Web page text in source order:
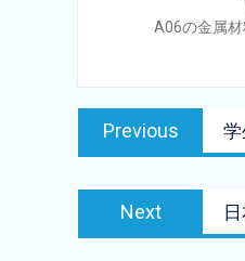
A06の金属
投
ゲ
Previous
Next